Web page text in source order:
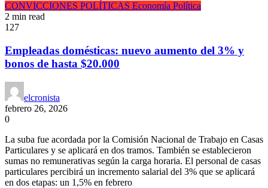
CONVICCIONES POLÍTICAS Economía Política
2 min read
127
Empleadas domésticas: nuevo aumento del 3% y
bonos de hasta $20.000
elcronista
febrero 26, 2026
0
La suba fue acordada por la Comisión Nacional de Trabajo en Casas
Particulares y se aplicará en dos tramos. También se establecieron
sumas no remunerativas según la carga horaria. El personal de casas
particulares percibirá un incremento salarial del 3% que se aplicará
en dos etapas: un 1,5% en febrero